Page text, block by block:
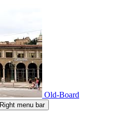
Old-Board
Right menu bar